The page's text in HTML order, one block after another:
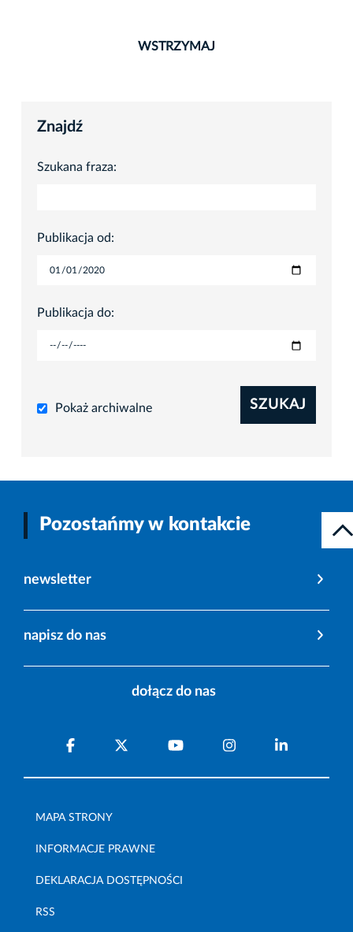
WSTRZYMAJ
Znajdź
Szukana fraza:
Publikacja od:
Publikacja do:
Pokaż archiwalne SZUKAJ
Pozostańmy w kontakcie
newsletter
napisz do nas
dołącz do nas
MAPA STRONY
INFORMACJE PRAWNE
DEKLARACJA DOSTĘPNOŚCI
RSS